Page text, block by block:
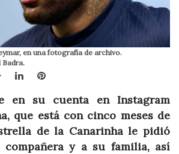
en una fotografía de archivo.
Google+LinkedInPinterest
en su cuenta en Instagram
que está con cinco meses de
de la Canarinha le pidió
y a su familia, así